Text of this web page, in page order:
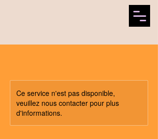
Ce service n'est pas disponible,
veuillez nous contacter pour plus
d'informations.